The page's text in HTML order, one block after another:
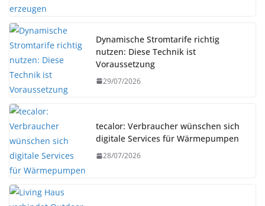
Dynamische Stromtarife richtig
nutzen: Diese Technik ist
Voraussetzung
29/07/2026
tecalor: Verbraucher wünschen sich
digitale Services für Wärmepumpen
28/07/2026